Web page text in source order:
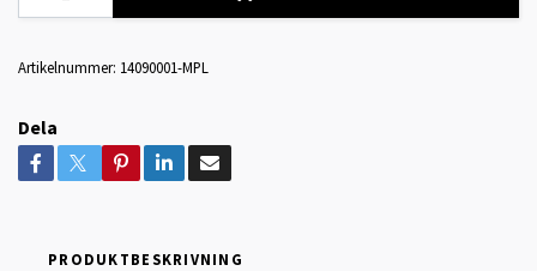
Artikelnummer: 14090001-MPL
Dela
PRODUKTBESKRIVNING